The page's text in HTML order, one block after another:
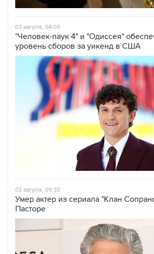
03 августа, 04:00
"Человек-паук 4" и "Одиссея"
уровень сборов за уикенд в США
02 августа, 09:33
Умер актер из сериала "Клан
Пасторе